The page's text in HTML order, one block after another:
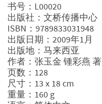
书号：L00020
出版社：文桥传播中心
ISBN：9789833031948
出版日期：2009年1月
出版地：马来西亚
作者：张玉金 锺彩燕 著
页数：128
尺寸：13 x 18 cm
重量：160 g